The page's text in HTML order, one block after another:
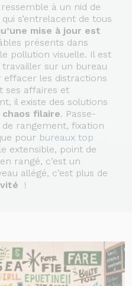
à un nid de
s’entrelacent de tous
mise à jour est
présents dans
pollution visuelle. Il est
sur un bureau
effacer les distractions
ses affaires et
il existe des solutions
filaire. Passe-
rangement, fixation
pour bureaux top
extensible, point de
rangé, c’est un
allégé, c’est plus de
!